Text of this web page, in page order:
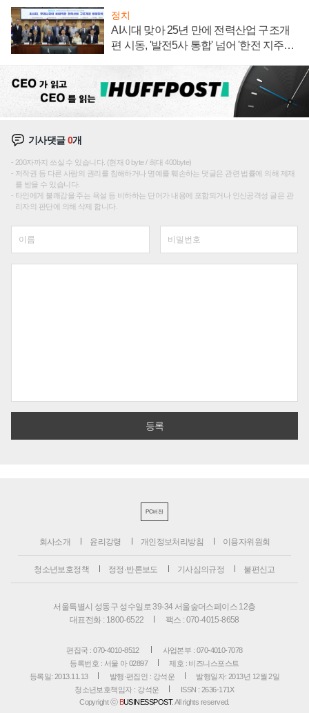
정치
AI시대 맞아 25년 만에 전력산업 구조개
편 시동, '발전5사 통합' 넘어 '한전 지주사'
기사댓글0개
200자까지 쓰실 수 있습니다. (현재 0 byte / 최대 400byte)
저작권 등 다른 사람의 권리를 침해하거나 명예를 훼손하는 댓글은 관련 법률에 의해 제재
를 받을 수 있습니다.
타인에게 불쾌감을 주는 욕설 등 비하하는 단어가 내용에 포함되거나 인신공격성 글은 관
리자의 판단에 의해 삭제 합니다.
PC버전
회사소개 윤리강령 개인정보처리방침 이용자위원회
청소년보호정책 정정·반론보도 기사심의규정 불편신고
서울특별시 성동구 성수일로 39-34 서울숲더스페이스 12층
대표전화 : 1800-6522
팩스 : 070-4015-8658
편집국 : 070-4010-8512
사업본부 : 070-4010-7078
등록번호 : 서울 아 02897
제호 : 비즈니스포스트
등록일: 2013.11.13
발행·편집인 : 강석운
발행일자: 2013년 12월 2일
청소년보호책임자 : 강석운
ISSN : 2636-171X
Copyright ⓒ BUSINESSPOST. All rights reserved.